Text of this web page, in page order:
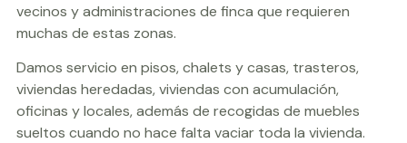
vecinos y administraciones de finca que requieren
muchas de estas zonas.
Damos servicio en pisos, chalets y casas, trasteros,
viviendas heredadas, viviendas con acumulación,
oficinas y locales, además de recogidas de muebles
sueltos cuando no hace falta vaciar toda la vivienda.